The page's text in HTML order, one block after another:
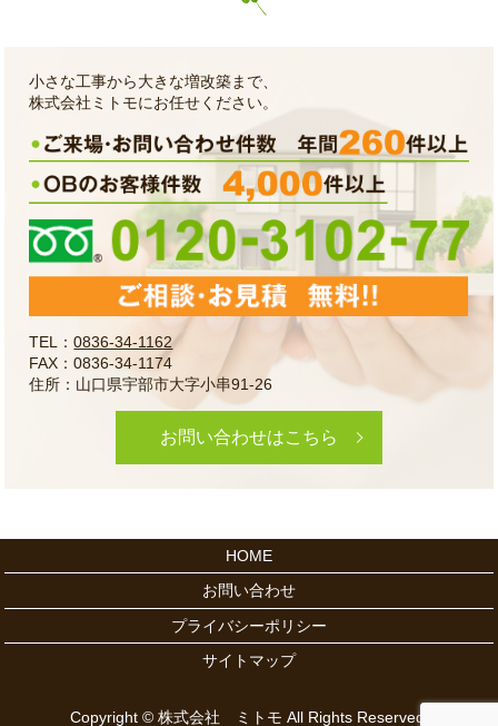
小さな工事から大きな増改築まで、
株式会社ミトモにお任せください。
TEL：0836-34-1162
FAX：0836-34-1174
住所：山口県宇部市大字小串91-26
お問い合わせはこちら
HOME
お問い合わせ
プライバシーポリシー
サイトマップ
Copyright © 株式会社 ミトモ All Rights Reserved.